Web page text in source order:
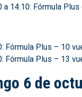
a 14:10: Fórmula
Fórmula Plus – 10
Fórmula Plus – 13
6 de